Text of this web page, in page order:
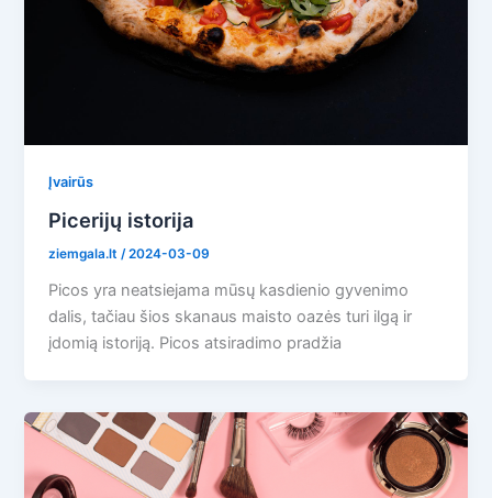
Įvairūs
Picerijų istorija
ziemgala.lt/2024-03-09
Picos yra neatsiejama mūsų kasdienio gyvenimo
dalis, tačiau šios skanaus maisto oazės turi ilgą ir
įdomią istoriją. Picos atsiradimo pradžia